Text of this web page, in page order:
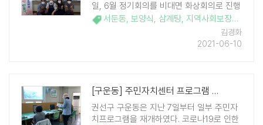
일, 6월 정기회의를 비대면 화상회의로 진행
하고 코로나19로 힘든 시기를 보내시는 홀몸
노인들에게 건강 삼계탕을 전달했다. 이날
서둔동 지역사회보장협의체에서는 '사두남
서둔동, 보양식, 삼계탕, 지역사회보장협의체
김경화
2021-06-10
[구운동] 주민자치센터 프로그램 재개
권선구 구운동은 지난 7일부터 일부 주민자
치프로그램을 재개하였다. 코로나19로 인한